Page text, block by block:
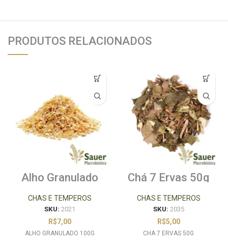
PRODUTOS RELACIONADOS
Alho Granulado
CHAS E TEMPEROS
SKU: 2021
R$7,00
ALHO GRANULADO 100G
Chá 7 Ervas 50g
CHAS E TEMPEROS
SKU: 2035
R$5,00
CHA 7 ERVAS 50G